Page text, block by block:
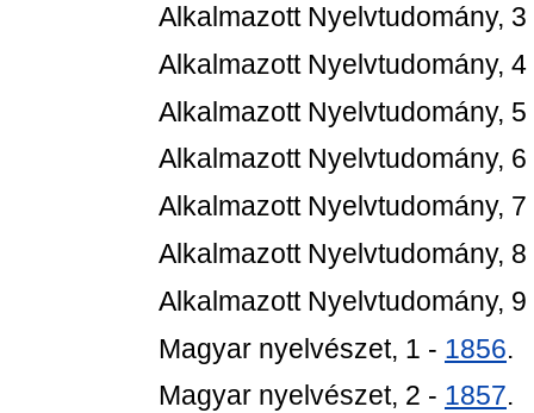
Alkalmazott Nyelvtudomány,
Alkalmazott Nyelvtudomány,
Alkalmazott Nyelvtudomány,
Alkalmazott Nyelvtudomány,
Alkalmazott Nyelvtudomány,
Alkalmazott Nyelvtudomány,
Alkalmazott Nyelvtudomány,
Magyar nyelvészet, 1 - 1856.
Magyar nyelvészet, 2 - 1857.